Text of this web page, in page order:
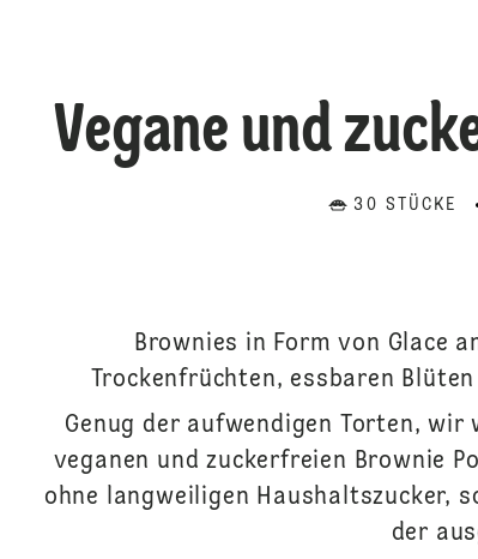
Vegane und
30 STÜCKE
Brownies in Form von Glace
Trockenfrüchten, essbaren
Genug der aufwendigen Torten,
veganen und zuckerfreien Brownie
ohne langweiligen Haushaltszucker,
der